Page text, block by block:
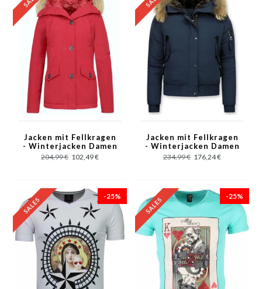
Jacken mit Fellkragen
- Winterjacken Damen
Kurz - Rot
204,99 € 102,49 €
Jacken mit Fellkragen
- Winterjacken Damen
Kurz - Blau
234,99 € 176,24 €
-25% -25%